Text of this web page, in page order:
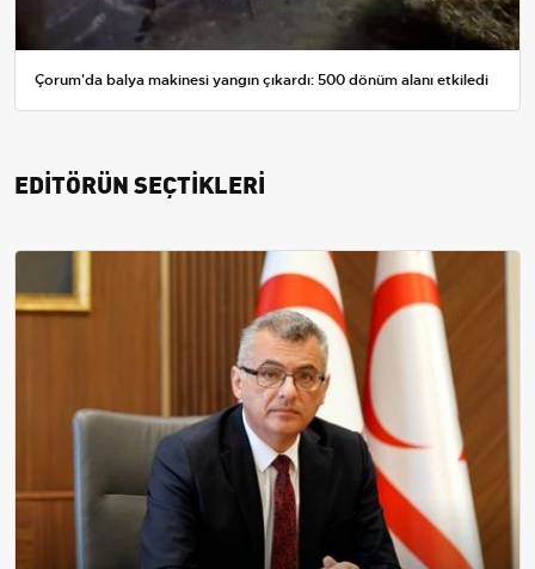
Çorum'da balya makinesi yangın çıkardı: 500 dönüm alanı etkiledi
EDİTÖRÜN SEÇTİKLERİ